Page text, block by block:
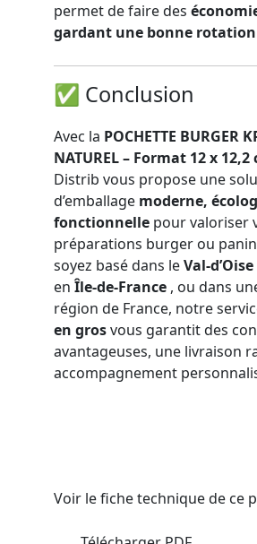
permet de faire des
gardant une bonne
✅ Conclusion
Avec la POCHETTE BURGER
NATUREL – Format 12 x 12,2
Distrib vous propose une
d’emballage moderne,
fonctionnelle pour valoriser
préparations burger ou
soyez basé dans leVal-d’Oise
en Île-de-France , ou dans
région de France, notre
en grosvous garantit des
avantageuses, une livraison
accompagnement
Voir le fiche technique de ce